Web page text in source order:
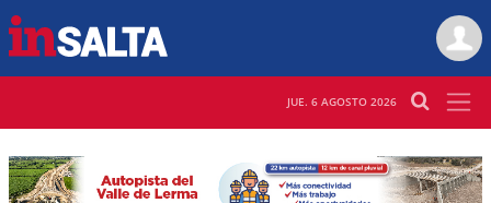
JUE. 6 AGOSTO 2026